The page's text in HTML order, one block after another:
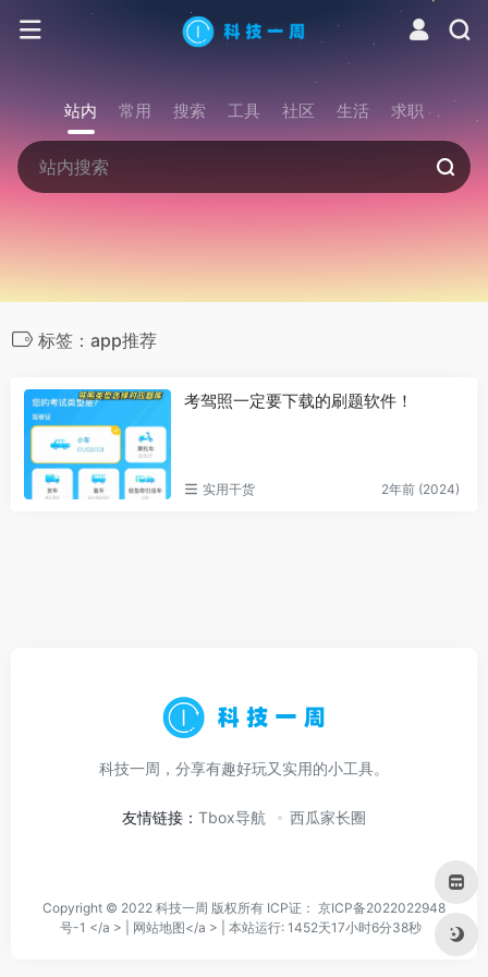
站内 常用 搜索 工具 社区 生活 求职
标签：app推荐
考驾照一定要下载的刷题软件！
实用干货 2年前 (2024)
科技一周，分享有趣好玩又实用的小工具。
友情链接： Tbox导航 西瓜家长圈
Copyright © 2022 科技一周 版权所有 ICP证： 京ICP备2022022948
号-1 </a > | 网站地图</a > | 本站运行: 1452天17小时6分38秒